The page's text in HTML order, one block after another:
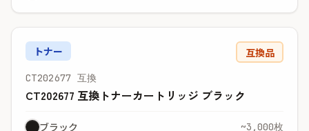
トナー 互換品
CT202677 互換
CT202677 互換トナーカートリッジ ブラック
ブラック ~3,000枚